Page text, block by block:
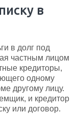
в
в долг под
частным лицом
кредиторы,
одному
другому лицу.
и кредитор
или договор.